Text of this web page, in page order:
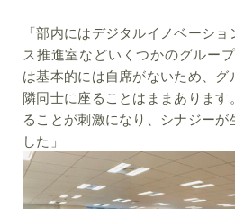
「部内にはデジタルイノベーシ
ス推進室などいくつかのグルー
は基本的には自席がないため、
隣同士に座ることはままありま
ることが刺激になり、シナジーが
した」